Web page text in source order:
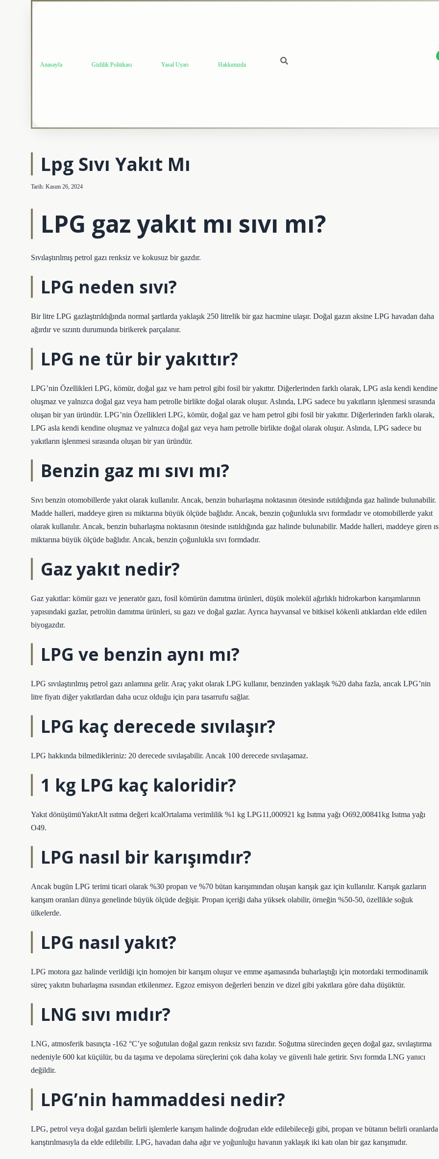
Anasayfa Gizlilik Politikası Yasal Uyarı Hakkımızda
Lpg Sıvı Yakıt Mı
Tarih: Kasım 26, 2024
LPG gaz yakıt mı sıvı mı?
Sıvılaştırılmış petrol gazı renksiz ve kokusuz bir gazdır.
LPG neden sıvı?
Bir litre LPG gazlaştırıldığında normal şartlarda yaklaşık 250 litrelik bir gaz hacmine ulaşır. Doğal gazın aksine LPG havadan daha
ağırdır ve sızıntı durumunda birikerek parçalanır.
LPG ne tür bir yakıttır?
LPG’nin Özellikleri LPG, kömür, doğal gaz ve ham petrol gibi fosil bir yakıttır. Diğerlerinden farklı olarak, LPG asla kendi kendine
oluşmaz ve yalnızca doğal gaz veya ham petrolle birlikte doğal olarak oluşur. Aslında, LPG sadece bu yakıtların işlenmesi sırasında
oluşan bir yan üründür. LPG’nin Özellikleri LPG, kömür, doğal gaz ve ham petrol gibi fosil bir yakıttır. Diğerlerinden farklı olarak,
LPG asla kendi kendine oluşmaz ve yalnızca doğal gaz veya ham petrolle birlikte doğal olarak oluşur. Aslında, LPG sadece bu
yakıtların işlenmesi sırasında oluşan bir yan üründür.
Benzin gaz mı sıvı mı?
Sıvı benzin otomobillerde yakıt olarak kullanılır. Ancak, benzin buharlaşma noktasının ötesinde ısıtıldığında gaz halinde bulunabilir.
Madde halleri, maddeye giren ısı miktarına büyük ölçüde bağlıdır. Ancak, benzin çoğunlukla sıvı formdadır ve otomobillerde yakıt
olarak kullanılır. Ancak, benzin buharlaşma noktasının ötesinde ısıtıldığında gaz halinde bulunabilir. Madde halleri, maddeye giren
miktarına büyük ölçüde bağlıdır. Ancak, benzin çoğunlukla sıvı formdadır.
Gaz yakıt nedir?
Gaz yakıtlar: kömür gazı ve jeneratör gazı, fosil kömürün damıtma ürünleri, düşük molekül ağırlıklı hidrokarbon karışımlarının
yapısındaki gazlar, petrolün damıtma ürünleri, su gazı ve doğal gazlar. Ayrıca hayvansal ve bitkisel kökenli atıklardan elde edilen
biyogazdır.
LPG ve benzin aynı mı?
LPG sıvılaştırılmış petrol gazı anlamına gelir. Araç yakıt olarak LPG kullanır, benzinden yaklaşık %20 daha fazla, ancak LPG’nin
litre fiyatı diğer yakıtlardan daha ucuz olduğu için para tasarrufu sağlar.
LPG kaç derecede sıvılaşır?
LPG hakkında bilmedikleriniz: 20 derecede sıvılaşabilir. Ancak 100 derecede sıvılaşamaz.
1 kg LPG kaç kaloridir?
Yakıt dönüşümüYakıtAlt ısıtma değeri kcalOrtalama verimlilik %1 kg LPG11,000921 kg Isıtma yağı O692,00841kg Isıtma yağı
O49.
LPG nasıl bir karışımdır?
Ancak bugün LPG terimi ticari olarak %30 propan ve %70 bütan karışımından oluşan karışık gaz için kullanılır. Karışık gazların
karışım oranları dünya genelinde büyük ölçüde değişir. Propan içeriği daha yüksek olabilir, örneğin %50-50, özellikle soğuk
ülkelerde.
LPG nasıl yakıt?
LPG motora gaz halinde verildiği için homojen bir karışım oluşur ve emme aşamasında buharlaştığı için motordaki termodinamik
süreç yakıtın buharlaşma ısısından etkilenmez. Egzoz emisyon değerleri benzin ve dizel gibi yakıtlara göre daha düşüktür.
LNG sıvı mıdır?
LNG, atmosferik basınçta -162 °C’ye soğutulan doğal gazın renksiz sıvı fazıdır. Soğutma sürecinden geçen doğal gaz, sıvılaştırma
nedeniyle 600 kat küçülür, bu da taşıma ve depolama süreçlerini çok daha kolay ve güvenli hale getirir. Sıvı formda LNG yanıcı
değildir.
LPG’nin hammaddesi nedir?
LPG, petrol veya doğal gazdan belirli işlemlerle karışım halinde doğrudan elde edilebileceği gibi, propan ve bütanın belirli oranlarda
karıştırılmasıyla da elde edilebilir. LPG, havadan daha ağır ve yoğunluğu havanın yaklaşık iki katı olan bir gaz karışımıdır.